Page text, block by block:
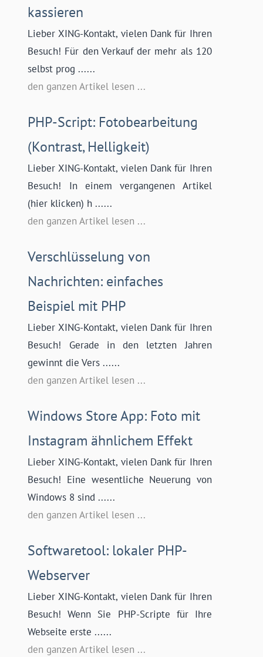
kassieren
Lieber XING-Kontakt, vielen Dank für Ihren
Besuch! Für den Verkauf der mehr als 120
selbst prog ......
den ganzen Artikel lesen ...
PHP-Script: Fotobearbeitung
(Kontrast, Helligkeit)
Lieber XING-Kontakt, vielen Dank für Ihren
Besuch! In einem vergangenen Artikel
(hier klicken) h ......
den ganzen Artikel lesen ...
Verschlüsselung von
Nachrichten: einfaches
Beispiel mit PHP
Lieber XING-Kontakt, vielen Dank für Ihren
Besuch! Gerade in den letzten Jahren
gewinnt die Vers ......
den ganzen Artikel lesen ...
Windows Store App: Foto mit
Instagram ähnlichem Effekt
Lieber XING-Kontakt, vielen Dank für Ihren
Besuch! Eine wesentliche Neuerung von
Windows 8 sind ......
den ganzen Artikel lesen ...
Softwaretool: lokaler PHP-
Webserver
Lieber XING-Kontakt, vielen Dank für Ihren
Besuch! Wenn Sie PHP-Scripte für Ihre
Webseite erste ......
den ganzen Artikel lesen ...